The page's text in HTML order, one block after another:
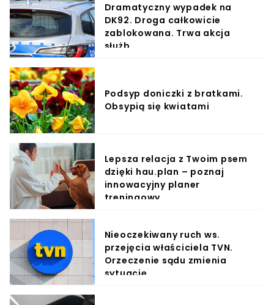
Dramatyczny wypadek na
DK92. Droga całkowicie
zablokowana. Trwa akcja
służb
Podsyp doniczki z bratkami.
Obsypią się kwiatami
Lepsza relacja z Twoim psem
dzięki hau.plan – poznaj
innowacyjny planer
treningowy
Nieoczekiwany ruch ws.
przejęcia właściciela TVN.
Orzeczenie sądu zmienia
sytuację